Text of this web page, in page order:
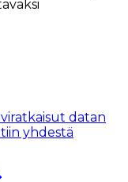
datan
yhdestä